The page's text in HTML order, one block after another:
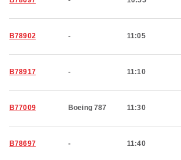
B78902 - 11:05
B78917 - 11:10
B77009 Boeing 787 11:30
B78697 - 11:40